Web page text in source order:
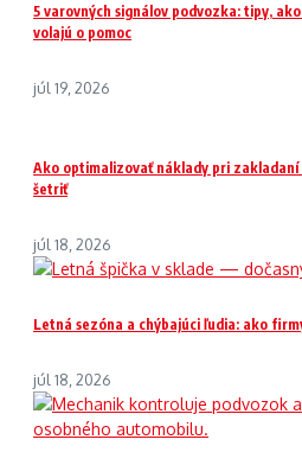
5 varovných signálov podvozka: tipy,
volajú o pomoc
júl 19, 2026
Ako optimalizovať náklady pri zakladaní
šetriť
júl 18, 2026
Letná sezóna a chýbajúci ľudia: ako
júl 18, 2026